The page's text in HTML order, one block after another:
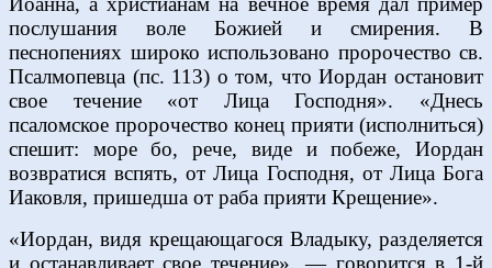
послушания воле Божией и смирения. В
песнопениях широко использовано пророчество св.
Псалмопевца (пс. 113) о том, что Иордан остановит
свое течение «от Лица Господня». «Днесь
псаломское пророчество конец прияти (исполниться)
спешит: море бо, рече, виде и побеже, Иордан
возвратися вспять, от Лица Господня, от Лица Бога
Иаковля, пришедша от раба прияти Крещение».
«Иордан, видя крещающагося Владыку, разделяется
и останавливает свое течение», — говорится в 1-й